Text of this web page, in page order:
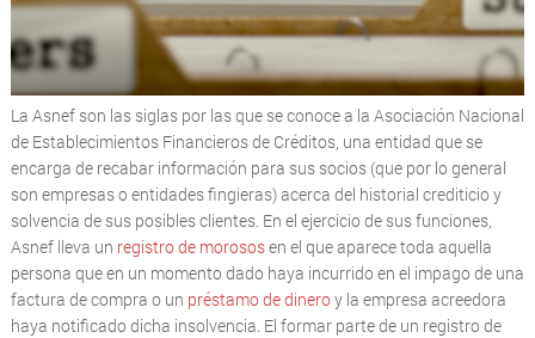
La Asnef son las siglas por las que se conoce a la Asociación Nacional
de Establecimientos Financieros de Créditos, una entidad que se
encarga de recabar información para sus socios (que por lo general
son empresas o entidades fingieras) acerca del historial crediticio y
solvencia de sus posibles clientes. En el ejercicio de sus funciones,
Asnef lleva un registro de morososen el que aparece toda aquella
persona que en un momento dado haya incurrido en el impago de una
factura de compra o un préstamo de dinero y la empresa acreedora
haya notificado dicha insolvencia. El formar parte de un registro de